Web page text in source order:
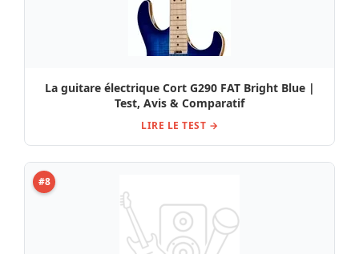
La guitare électrique Cort G290 FAT Bright Blue |
Test, Avis & Comparatif
LIRE LE TEST →
#8